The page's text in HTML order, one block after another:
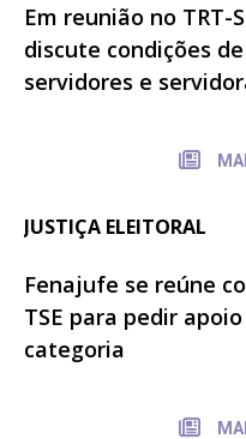
Em reunião no TRT-
discute condições
servidores e
JUSTIÇA ELEITORAL
Fenajufe se reúne
TSE para pedir
categoria